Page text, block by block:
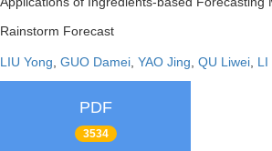
Rainstorm Forecast
LIU Yong GUO Damei YAO Jing QU Liwei LI
PDF
3534